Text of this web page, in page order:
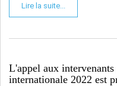
Lire la suite...
L'appel aux
internationale 2022 est